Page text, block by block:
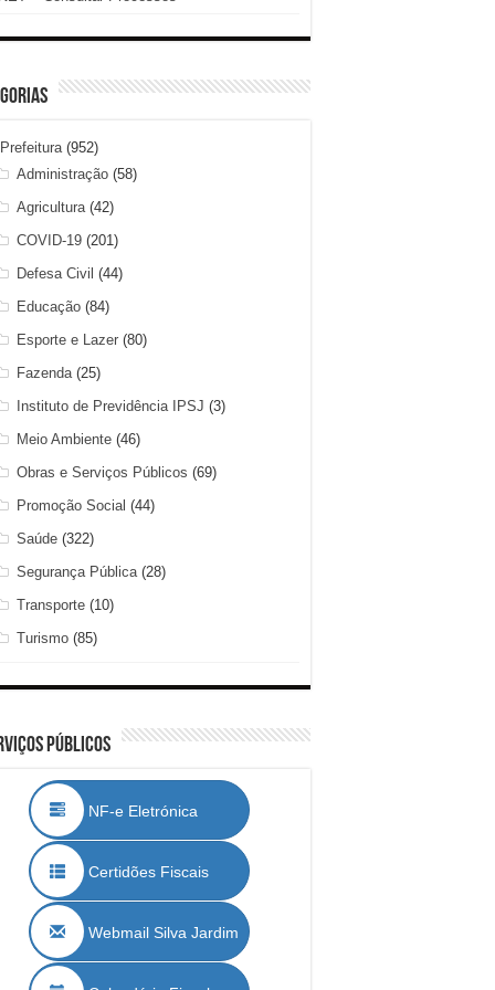
Prefeitura(952)
Administração(58)
Agricultura(42)
COVID-19(201)
Defesa Civil (44)
Educação(84)
Esporte e Lazer(80)
Fazenda(25)
Instituto de Previdência IPSJ (3)
Meio Ambiente(46)
Obras e Serviços Públicos (69)
Promoção Social (44)
Saúde(322)
Segurança Pública(28)
Transporte(10)
Turismo(85)
Públicos
NF-e Eletrónica
Certidões Fiscais
Webmail Silva Jardim